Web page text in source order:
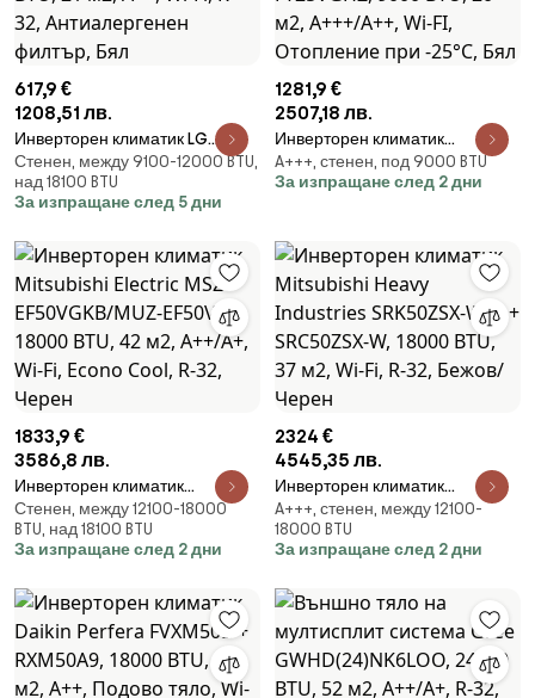
617,9 €
1208,51 лв.
Инверторен климатик LG
Standard Win S12EW NSJ +
S12EW UA3, 12000 BTU, 21 м2,
А++, Wi-Fi, R-32, Антиалергенен
Стенен, между 9100-12000 BTU,
над 18100 BTU
За изпращане след 5 дни
1281,9 €
2507,18 лв.
Инверторен климатик
Mitsubishi Electric Ninja MSZ-
FT25VGK/MUZ-FT25VGHZ, 9000
A+++, стенен, под 9000 BTU
За изпращане след 2 дни
1833,9 €
3586,8 лв.
Инверторен климатик
Mitsubishi Electric MSZ-
EF50VGKB/MUZ-EF50VG, 18000
BTU, 42 м2, А++/А+, Wi-Fi,
Стенен, между 12100-18000
BTU, над 18100 BTU
За изпращане след 2 дни
2324 €
4545,35 лв.
Инверторен климатик
Mitsubishi Heavy Industries
SRK50ZSX-WFT + SRC50ZSX-W,
18000 BTU, 37 м2, Wi-Fi, R-32,
A+++, стенен, между 12100-
18000 BTU
За изпращане след 2 дни